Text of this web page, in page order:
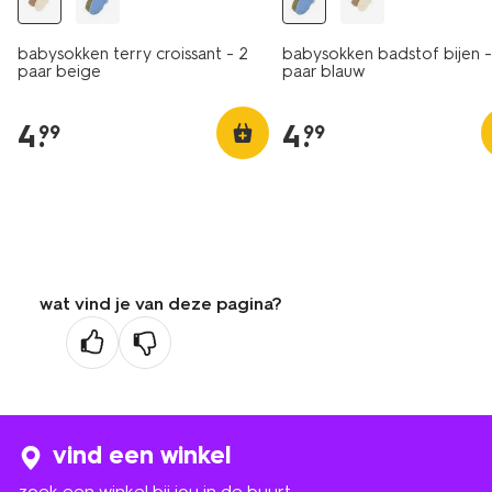
babysokken terry croissant - 2
paar beige
4.
99
babysokken badstof bijen
paar blauw
4.
99
wat vind je van deze pagina?
vind een winkel